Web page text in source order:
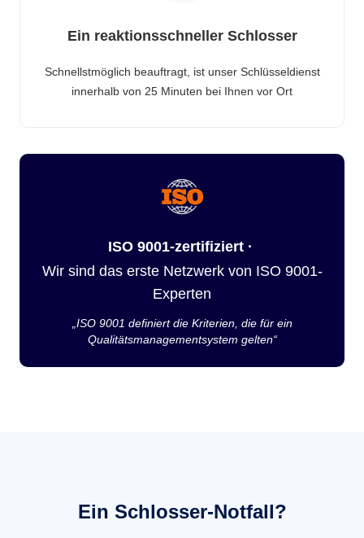
Ein reaktionsschneller Schlosser
Schnellstmöglich beauftragt, ist unser Schlüsseldienst
innerhalb von 25 Minuten bei Ihnen vor Ort
ISO 9001-zertifiziert ·
Wir sind das erste Netzwerk von ISO 9001-
Experten
„ISO 9001 definiert die Kriterien, die für ein
Qualitätsmanagementsystem gelten“
Ein Schlosser-Notfall?